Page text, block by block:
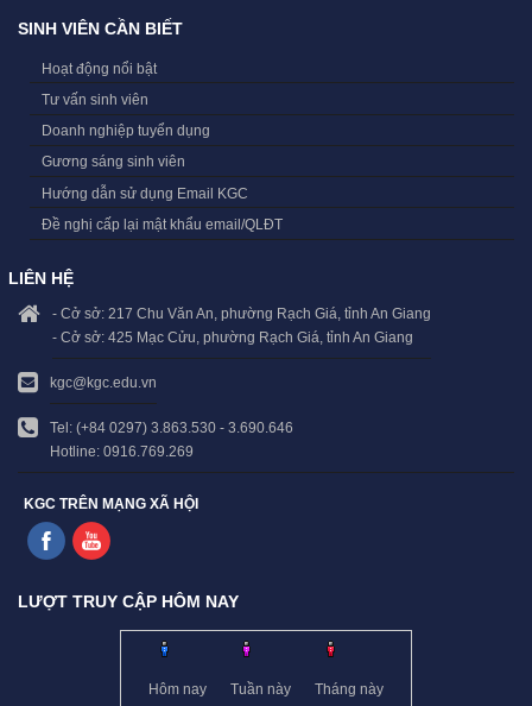
SINH VIÊN CẦN BIẾT
Hoạt động nổi bật
Tư vấn sinh viên
Doanh nghiệp tuyển dụng
Gương sáng sinh viên
Hướng dẫn sử dụng Email KGC
Đề nghị cấp lại mật khẩu email/QLĐT
LIÊN HỆ
- Cở sở: 217 Chu Văn An, phường Rạch Giá, tỉnh An Giang
- Cở sở: 425 Mạc Cửu, phường Rạch Giá, tỉnh An Giang
kgc@kgc.edu.vn
Tel: (+84 0297) 3.863.530 - 3.690.646
Hotline: 0916.769.269
KGC TRÊN MẠNG XÃ HỘI
LƯỢT TRUY CẬP HÔM NAY
Hôm nay Tuần này Tháng này